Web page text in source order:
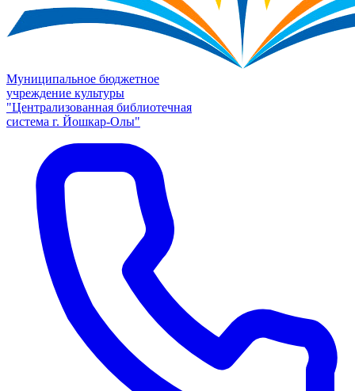
Муниципальное бюджетное
учреждение культуры
"Централизованная библиотечная
система г. Йошкар-Олы"